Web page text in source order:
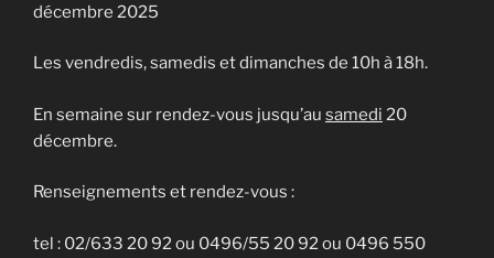
décembre 2025
Les vendredis, samedis et dimanches de 10h à 18h.
En semaine sur rendez-vous jusqu’au samedi 20
décembre.
Renseignements et rendez-vous :
tel : 02/633 20 92 ou 0496/55 20 92 ou 0496 550